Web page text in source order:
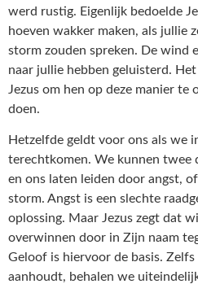
werd rustig. Eigenlijk bedoelde
hoeven wakker maken, als jullie
storm zouden spreken. De wind
naar jullie hebben geluisterd.
Jezus om hen op deze manier
doen.
Hetzelfde geldt voor ons als we
terechtkomen. We kunnen twee
en ons laten leiden door angst,
storm. Angst is een slechte
oplossing. Maar Jezus zegt dat
overwinnen door in Zijn naam
Geloof is hiervoor de basis.
aanhoudt, behalen we